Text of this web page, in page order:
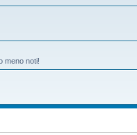
meno noti!